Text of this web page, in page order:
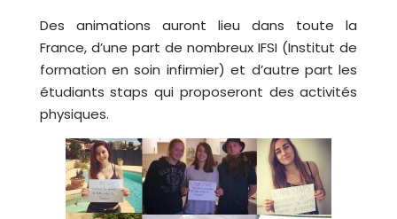
Des animations auront lieu dans toute la
France, d’une part de nombreux IFSI (Institut de
formation en soin infirmier) et d’autre part les
étudiants staps qui proposeront des activités
physiques.